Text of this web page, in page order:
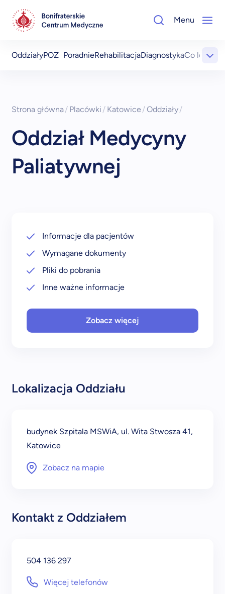
Menu
OddziałyPOZ PoradnieRehabilitacjaDiagnostykaCo
Strona główna/ Placówki / Katowice /Oddziały/
Oddział Medycyny
Paliatywnej
Informacje dla pacjentów
Wymagane dokumenty
Pliki do pobrania
Inne ważne informacje
Zobacz więcej
Lokalizacja Oddziału
budynek Szpitala MSWiA, ul. Wita Stwosza 41,
Katowice
Zobacz na mapie
Kontakt z Oddziałem
504 136 297
Więcej telefonów